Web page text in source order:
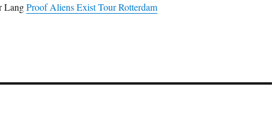
LangProof Aliens Exist Tour Rotterdam